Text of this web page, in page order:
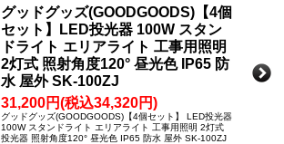
グッドグッズ(GOODGOODS)【4個
セット】LED投光器 100W スタン
ドライト エリアライト 工事用照明
2灯式 照射角度120° 昼光色 IP65 防
水 屋外 SK-100ZJ
31,200円(税込34,320円)
グッドグッズ(GOODGOODS)【4個セット】 LED投光器
100W スタンドライト エリアライト 工事用照明 2灯式
投光器 照射角度120° 昼光色 IP65 防水 屋外 SK-100ZJ